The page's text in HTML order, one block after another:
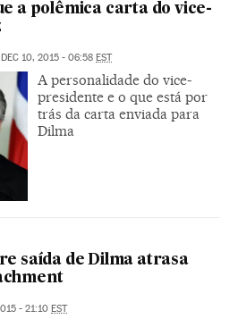
a polêmica carta do vice-
DEC 10, 2015 - 06:58 EST
A personalidade do vice-
presidente e o que está por
trás da carta enviada para
Dilma
saída de Dilma atrasa
- 21:10 EST